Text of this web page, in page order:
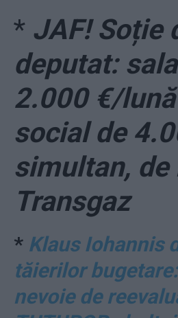
* JAF! Soție
deputat:
2.000 €/
social de
simultan, de
Transgaz
* Klaus Iohannis
tăierilor
nevoie de